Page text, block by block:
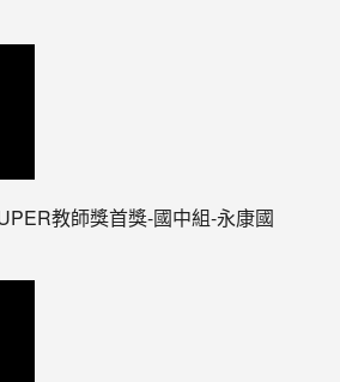
教師獎首獎-國中組-永康國